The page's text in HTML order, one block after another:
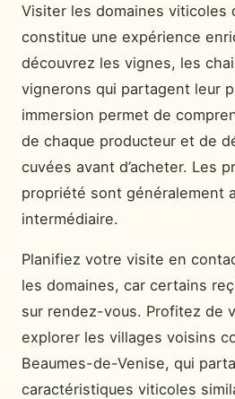
Visiter les domaines viticoles
constitue une expérience
découvrez les vignes, les
vignerons qui partagent leur
immersion permet de
de chaque producteur et de
cuvées avant d’acheter. Les
propriété sont généralement
intermédiaire.
Planifiez votre visite en
les domaines, car certains
sur rendez-vous. Profitez de
explorer les villages voisins
Beaumes-de-Venise, qui
caractéristiques viticoles